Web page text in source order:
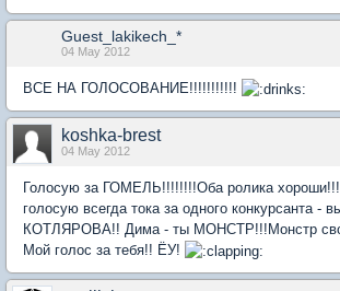
Guest_lakikech_*
04 May 2012
ВСЕ НА ГОЛОСОВАНИЕ!!!!!!!!!!!
koshka-brest
04 May 2012
Голосую за ГОМЕЛЬ!!!!!!!!Оба ролика
голосую всегда тока за одного конкурсанта -
КОТЛЯРОВА!! Дима - ты МОНСТР!!!Монстр
Мой голос за тебя!! ЁУ!